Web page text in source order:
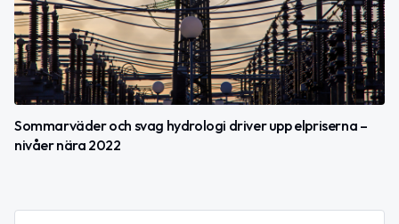
Sommarväder och svag hydrologi driver upp elpriserna –
nivåer nära 2022